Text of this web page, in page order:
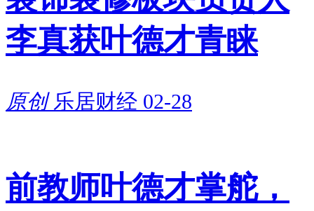
李真获叶德才青睐
原创 乐居财经 02-28
前教师叶德才掌舵，